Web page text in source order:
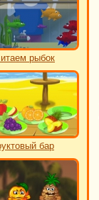
рыбок
бар